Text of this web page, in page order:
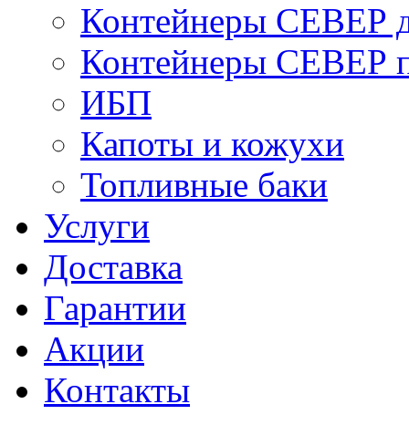
Контейнеры СЕВЕР
Контейнеры СЕВЕР
ИБП
Капоты и кожухи
Топливные баки
Услуги
Доставка
Гарантии
Акции
Контакты